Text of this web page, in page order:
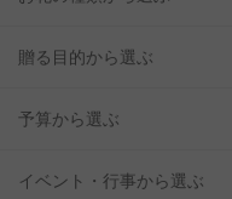
贈る目的から選ぶ
予算から選ぶ
イベント・行事から選ぶ